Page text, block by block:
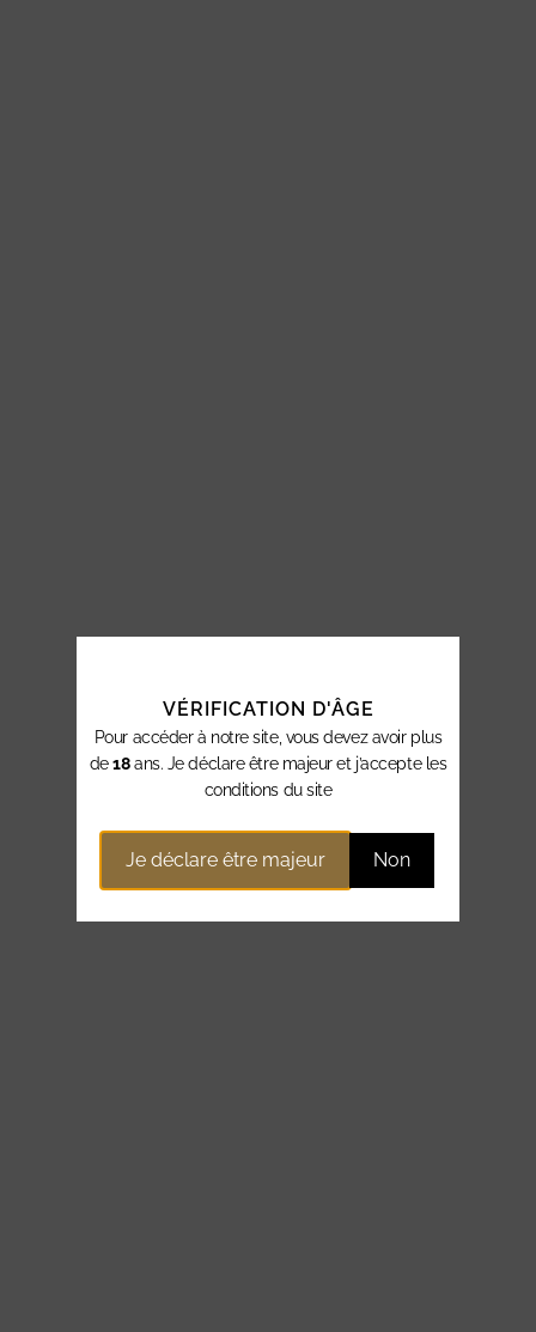
VÉRIFICATION D'ÂGE
Pour accéder à notre site, vous devez avoir plus
de18ans. Je déclare être majeur et j’accepte les
conditions du site
Je déclare être majeur Non